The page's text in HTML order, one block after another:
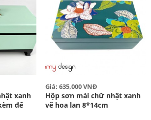
xanh
đế
Giá: 635,000 VNĐ
Hộp sơn mài chữ nhật xanh
vẽ hoa lan 8*14cm